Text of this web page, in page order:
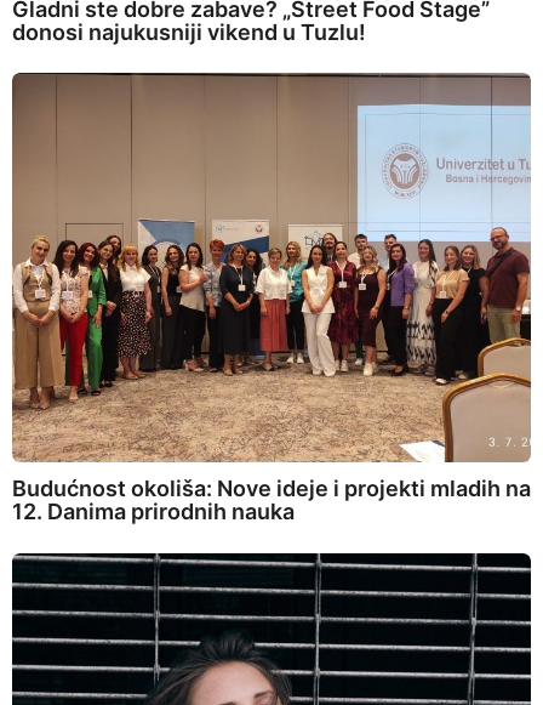
Gladni ste dobre zabave? „Street Food Stage”
donosi najukusniji vikend u Tuzlu!
Budućnost okoliša: Nove ideje i projekti mladih na
12. Danima prirodnih nauka